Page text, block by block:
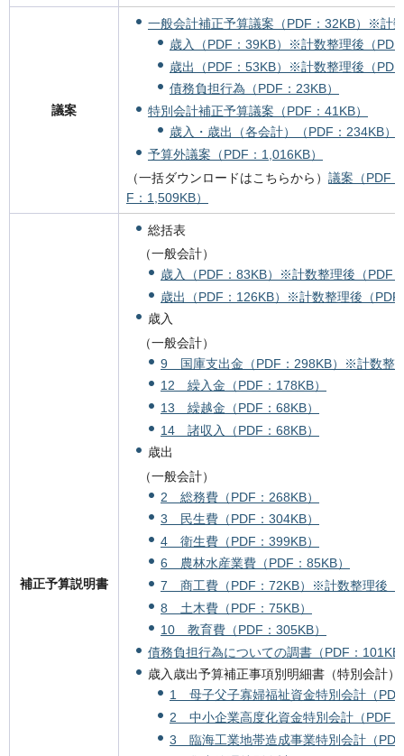
議案
一般会計補正予算議案（PDF：32KB）
※計
歳入（PDF：39KB）
※計数整理後（
歳出（PDF：53KB）
※計数整理後（
債務負担行為（PDF：23KB）
特別会計補正予算議案（PDF：41KB）
歳入・歳出（各会計）（PDF：234KB）
予算外議案（PDF：1,016KB）
（一括ダウンロードはこちらから） 議案（PDF
F：1,509KB）
補正予算説明書
総括表
（一般会計）
歳入（PDF：83KB）
※計数整理後（PDF
歳出（PDF：126KB）
※計数整理後（PDF
歳入
（一般会計）
9 国庫支出金（PDF：298KB）
※計数整
12 繰入金（PDF：178KB）
13 繰越金（PDF：68KB）
14 諸収入（PDF：68KB）
歳出
（一般会計）
2 総務費（PDF：268KB）
3 民生費（PDF：304KB）
4 衛生費（PDF：399KB）
6 農林水産業費（PDF：85KB）
7 商工費（PDF：72KB）
※計数整理後（
8 土木費（PDF：75KB）
10 教育費（PDF：305KB）
債務負担行為についての調書（PDF：101KB
歳入歳出予算補正事項別明細書（特別会計）
1 母子父子寡婦福祉資金特別会計（
2 中小企業高度化資金特別会計（PDF
3 臨海工業地帯造成事業特別会計（